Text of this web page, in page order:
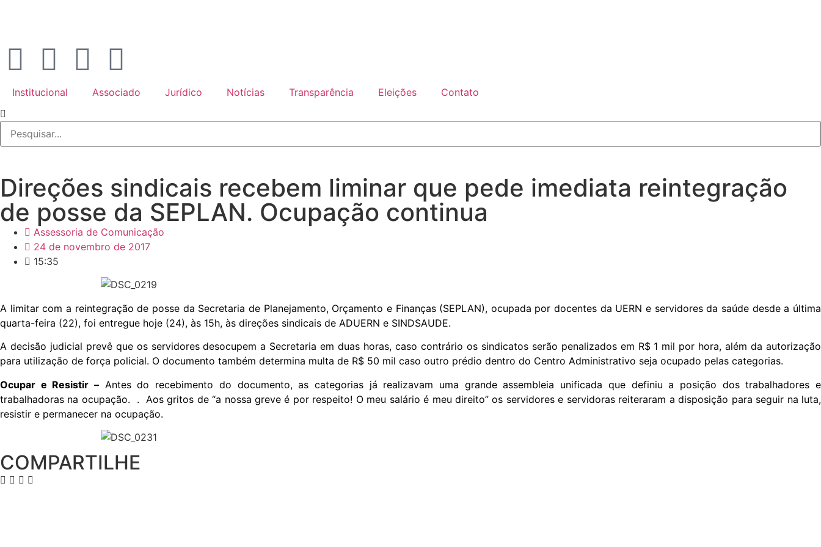
Institucional Associado Jurídico Notícias Transparência Eleições Contato
Direções sindicais recebem liminar que pede imediata reintegração
de posse da SEPLAN. Ocupação continua
Assessoria de Comunicação
24 de novembro de 2017
15:35
A limitar com a reintegração de posse da Secretaria de Planejamento, Orçamento e Finanças (SEPLAN), ocupada por docentes da UERN e servidores da saúde desde a última
quarta-feira (22), foi entregue hoje (24), às 15h, às direções sindicais de ADUERN e SINDSAUDE.
A decisão judicial prevê que os servidores desocupem a Secretaria em duas horas, caso contrário os sindicatos serão penalizados em R$ 1 mil por hora, além da autorização
para utilização de força policial. O documento também determina multa de R$ 50 mil caso outro prédio dentro do Centro Administrativo seja ocupado pelas categorias.
Ocupar e Resistir – Antes do recebimento do documento, as categorias já realizavam uma grande assembleia unificada que definiu a posição dos trabalhadores e
trabalhadoras na ocupação. . Aos gritos de “a nossa greve é por respeito! O meu salário é meu direito” os servidores e servidoras reiteraram a disposição para seguir na luta,
resistir e permanecer na ocupação.
COMPARTILHE